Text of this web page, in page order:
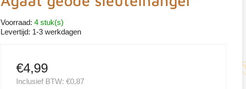
Voorraad: 4 stuk(s)
Levertijd: 1-3 werkdagen
€4,99
Inclusief BTW: €0,87